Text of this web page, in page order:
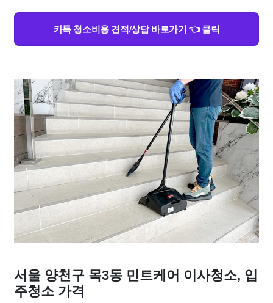
카톡 청소비용 견적/상담 바로가기 👈 클릭
서울 양천구 목3동 민트케어 이사청소, 입
주청소 가격